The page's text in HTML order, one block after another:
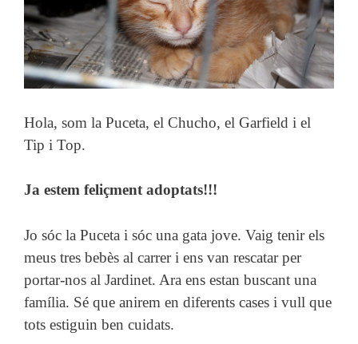
Hola, som la Puceta, el Chucho, el Garfield i el
Tip i Top.
Ja estem feliçment adoptats!!!
Jo sóc la Puceta i sóc una gata jove. Vaig tenir els
meus tres bebès al carrer i ens van rescatar per
portar-nos al Jardinet. Ara ens estan buscant una
família. Sé que anirem en diferents cases i vull que
tots estiguin ben cuidats.